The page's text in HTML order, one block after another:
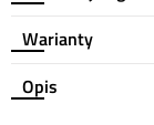
Warianty
Opis